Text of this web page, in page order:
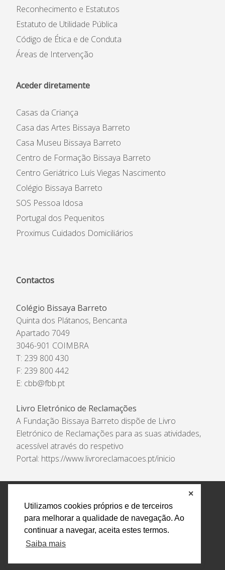
Utilizamos cookies próprios e de terceiros
para melhorar a qualidade de navegação. Ao
continuar a navegar, aceita estes termos.
Saiba mais
✕
Reconhecimento e Estatutos
Estatuto de Utilidade Pública
Código de Ética e de Conduta
Áreas de Intervenção
Aceder diretamente
Casas da Criança
Casa das Artes Bissaya Barreto
Casa Museu Bissaya Barreto
Centro de Formação Bissaya Barreto
Centro Geriátrico Luís Viegas Nascimento
Colégio Bissaya Barreto
SOS Pessoa Idosa
Portugal dos Pequenitos
Proximus Cuidados Domiciliários
Contactos
Colégio Bissaya Barreto
Quinta dos Plátanos, Bencanta
Apartado 7049
3046-901 COIMBRA
T: 239 800 430
F: 239 800 442
E: cbb@fbb.pt
Livro Eletrónico de Reclamações
A Fundação Bissaya Barreto dispõe de Livro
Eletrónico de Reclamações para as suas atividades,
acessível através do respetivo
Portal: https://www.livroreclamacoes.pt/inicio
Política de Privacidade e Tratamento de Dados
Encarregado de Proteção de Dados
Livro Eletrónico
de Reclamações
Canal de Denúncias
Todos os direitos reservados Design by AM. Developed by